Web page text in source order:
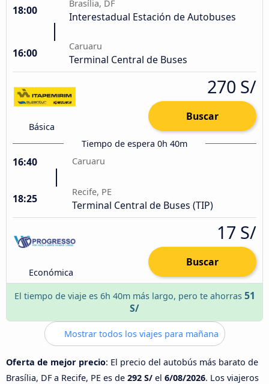
18:00
Brasília, DF
Interestadual Estación de Autobuses
16:00
Caruaru
Terminal Central de Buses
Básica
270 S/
Buscar
Tiempo de espera 0h 40m
16:40 Caruaru
18:25
Recife, PE
Terminal Central de Buses (TIP)
Económica
17 S/
Buscar
El tiempo de viaje es 6h 40m más largo, pero te ahorras 51
S/
Mostrar todos los viajes para mañana
Oferta de mejor precio: El precio del autobús más barato de
Brasília, DF a Recife, PE es de 292 S/ el 6/08/2026. Los viajeros